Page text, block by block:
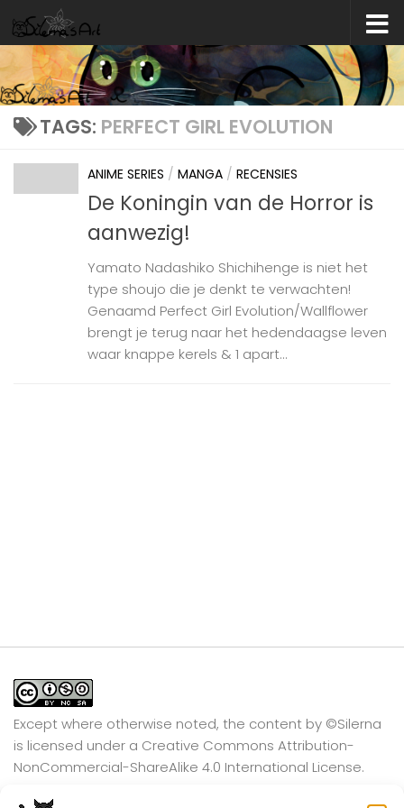
Skip to content
TAGS: PERFECT GIRL EVOLUTION
ANIME SERIES / MANGA / RECENSIES
De Koningin van de Horror is
aanwezig!
Yamato Nadashiko Shichihenge is niet het
type shoujo die je denkt te verwachten!
Genaamd Perfect Girl Evolution/Wallflower
brengt je terug naar het hedendaagse leven
waar knappe kerels & 1 apart...
Except where otherwise noted, the content by ©Silerna
is licensed under a Creative Commons Attribution-
NonCommercial-ShareAlike 4.0 International License.